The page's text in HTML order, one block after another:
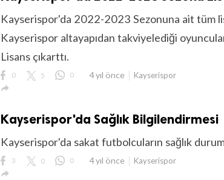
Kayserispor'da 2022-2023 Sezonuna ait tüm
Kayserispor altayapıdan takviyelediği
Lisans çıkarttı.
0 5 0 4 yıl önce Kayserispor

Kayserispor'da Sağlık Bilgilendirmesi
Kayserispor'da sakat futbolcuların sağlık
3 0 0 4 yıl önce Kayserispor
